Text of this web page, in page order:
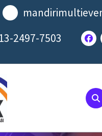
2497-7503